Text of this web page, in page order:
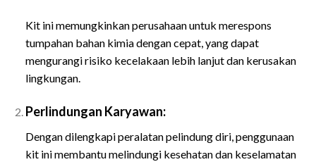
Kit ini memungkinkan perusahaan untuk merespons
tumpahan bahan kimia dengan cepat, yang dapat
mengurangi risiko kecelakaan lebih lanjut dan kerusakan
lingkungan.
Perlindungan Karyawan:
Dengan dilengkapi peralatan pelindung diri, penggunaan
kit ini membantu melindungi kesehatan dan keselamatan